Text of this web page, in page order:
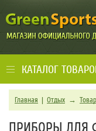
КАТАЛОГ
Главная | Отдых →